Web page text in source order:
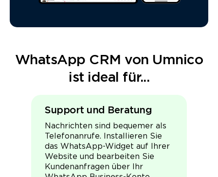
WhatsApp CRM von Umnico
ist ideal für...
Support und Beratung
Nachrichten sind bequemer als
Telefonanrufe. Installieren Sie
das WhatsApp-Widget auf Ihrer
Website und bearbeiten Sie
Kundenanfragen über Ihr